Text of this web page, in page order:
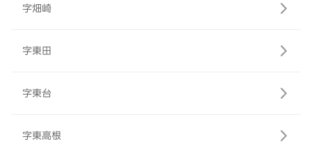
字畑崎
字東田
字東台
字東高根